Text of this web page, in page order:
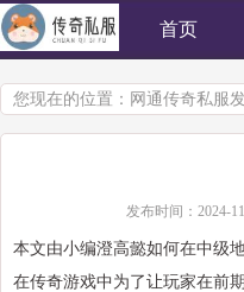
首页
您现在的位置： 网通传奇私服
发布时间： 2024-
本文由小编澄高懿如何在中级
在传奇游戏中为了让玩家在前